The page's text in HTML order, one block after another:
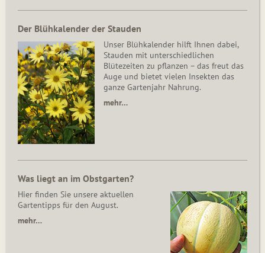
Der Blühkalender der Stauden
Unser Blühkalender hilft Ihnen dabei,
Stauden mit unterschiedlichen
Blütezeiten zu pflanzen – das freut das
Auge und bietet vielen Insekten das
ganze Gartenjahr Nahrung.
mehr…
Was liegt an im Obstgarten?
Hier finden Sie unsere aktuellen
Gartentipps für den August.
mehr…